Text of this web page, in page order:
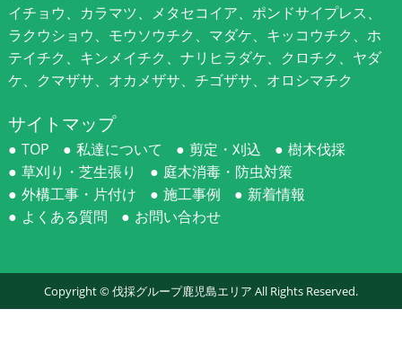
イチョウ、カラマツ、メタセコイア、ポンドサイプレス、
ラクウショウ、モウソウチク、マダケ、キッコウチク、ホ
テイチク、キンメイチク、ナリヒラダケ、クロチク、ヤダ
ケ、クマザサ、オカメザサ、チゴザサ、オロシマチク
サイトマップ
TOP 私達について 剪定・刈込
樹木伐採
草刈り・芝生張り
庭木消毒・防虫対策
外構工事・片付け
施工事例
新着情報
よくある質問
お問い合わせ
Copyright ©伐採グループ鹿児島エリア All Rights Reserved.